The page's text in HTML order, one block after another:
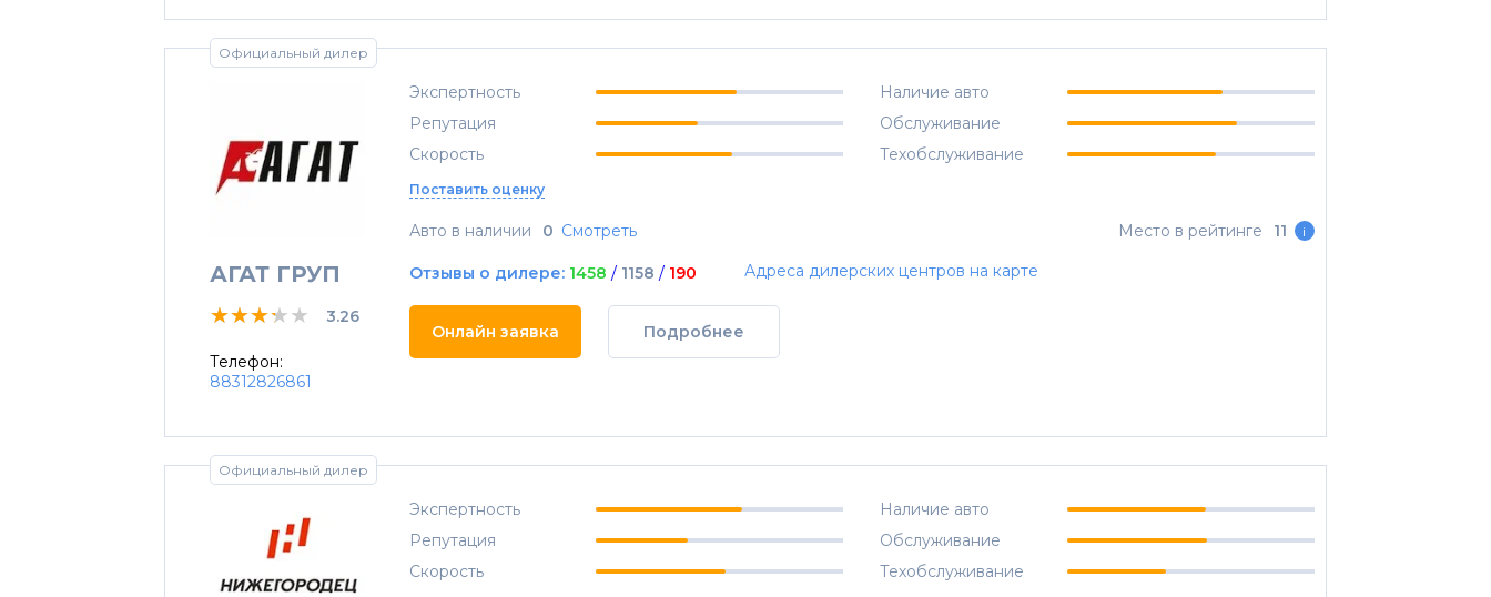
Официальный дилер
АГАТ ГРУП
★★★★★
★★★★★
★★★★★ 3.26
Телефон:
88312826861
Экспертность
Репутация
Скорость
Наличие авто
Обслуживание
Техобслуживание
Поставить оценку
Авто в наличии 0 Смотреть Место в рейтинге 11 i
Отзывы о дилере: 1458 / 1158 / 190 Адреса дилерских центров на карте
Онлайн заявка Подробнее
Официальный дилер
Экспертность
Репутация
Скорость
Наличие авто
Обслуживание
Техобслуживание